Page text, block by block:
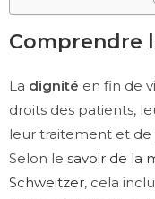
Comprendre
La dignité en fin de
droits des patients,
leur traitement et de
Selon le savoir de la
Schweitzer, cela